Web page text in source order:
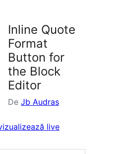
Inline Quote
Format
Button for
the Block
Editor
De Jb Audras
live